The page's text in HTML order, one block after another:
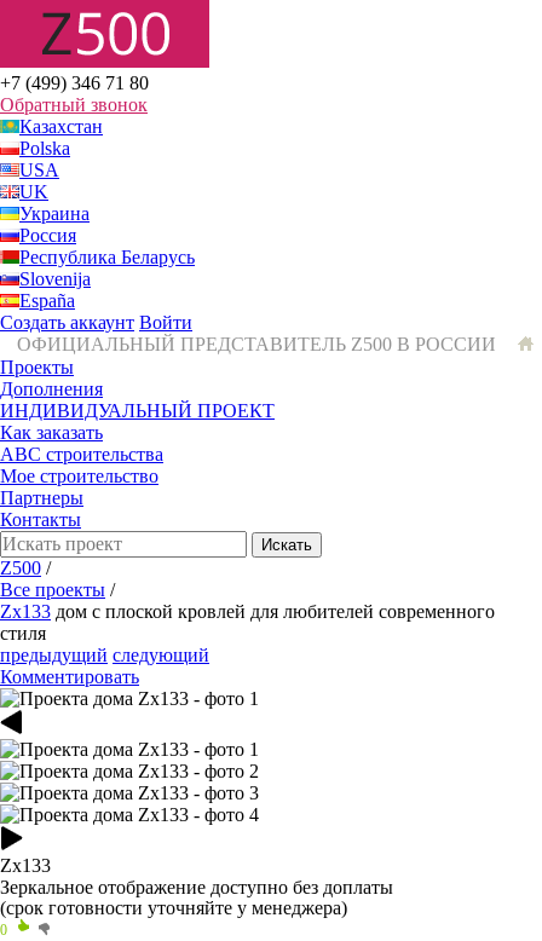
+7 (499) 346 71 80
Обратный звонок
Казахстан
Polska
USA
UK
Украина
Россия
Республика Беларусь
Slovenija
España
Создать аккаунт Войти
ОФИЦИАЛЬНЫЙ ПРЕДСТАВИТЕЛЬ Z500 В РОССИИ
Проекты
Дополнения
ИНДИВИДУАЛЬНЫЙ ПРОЕКТ
Как заказать
ABC строительства
Мое строительство
Партнеры
Контакты
Искать
Z500 /
Все проекты /
Zx133 дом с плоской кровлей для любителей современного
стиля
предыдущий следующий
Комментировать
Zx133
Зеркальное отображение доступно без доплаты
(срок готовности уточняйте у менеджера)
0